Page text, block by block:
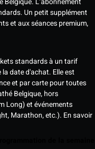
Un petit supplément
et aux séances premium,
standards à un tarif
date d'achat. Elle est
et par carte pour toutes
Belgique, hors
Long) et événements
Marathon, etc.). En savoir